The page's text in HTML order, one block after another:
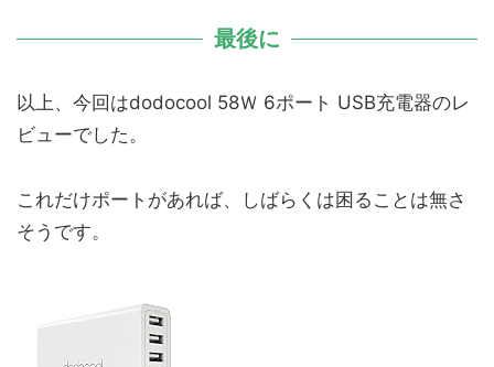
最後に
以上、今回はdodocool 58Ｗ 6ポート USB充電器のレ
ビューでした。
これだけポートがあれば、しばらくは困ることは無さ
そうです。